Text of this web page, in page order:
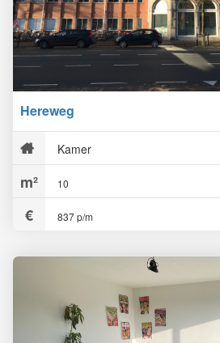
Hereweg
Kamer
10
837 p/m